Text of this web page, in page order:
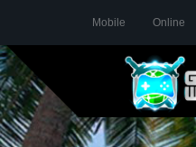
Mobile Online